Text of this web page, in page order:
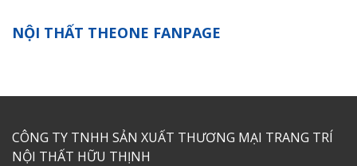
NỘI THẤT THEONE FANPAGE
CÔNG TY TNHH SẢN XUẤT THƯƠNG MẠI TRANG TRÍ
NỘI THẤT HỮU THỊNH